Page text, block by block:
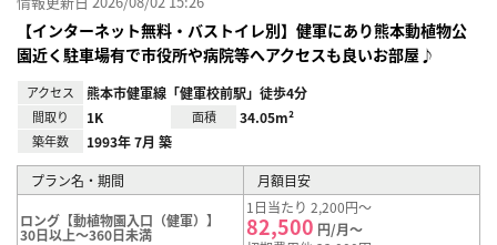
【インターネット無料・バストイレ別】健軍にあり熊本動植物公
園近く駐車場有で市役所や病院等へアクセスも良いお部屋♪
アクセス 熊本市健軍線「健軍校前駅」徒歩4分
間取り 1K 面積 34.05m²
築年数 1993年 7月 築
プラン名・期間 月額目安
ロング【動植物園入口（健軍）】
30日以上～360日未満
1日当たり 2,200円～
82,500 円/月～